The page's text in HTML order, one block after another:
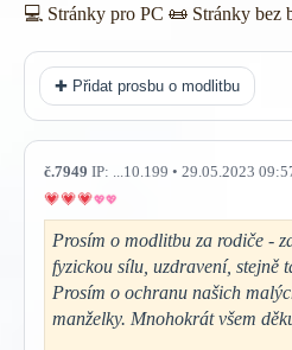
💻 Stránky pro PC 📜 Stránky bez
✚ Přidat prosbu o modlitbu
č.7949 IP: ...10.199 • 29.05.2023
Prosím o modlitbu za rodiče -
fyzickou sílu, uzdravení, stejně
Prosím o ochranu našich
manželky. Mnohokrát všem